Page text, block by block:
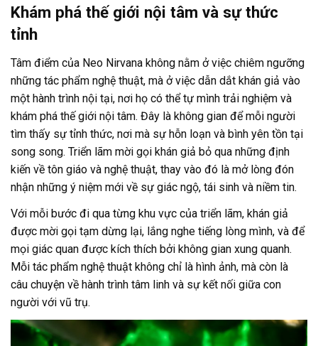
Khám phá thế giới nội tâm và sự thức
tỉnh
Tâm điểm của Neo Nirvana không nằm ở việc chiêm ngưỡng
những tác phẩm nghệ thuật, mà ở việc dẫn dắt khán giả vào
một hành trình nội tại, nơi họ có thể tự mình trải nghiệm và
khám phá thế giới nội tâm. Đây là không gian để mỗi người
tìm thấy sự tỉnh thức, nơi mà sự hỗn loạn và bình yên tồn tại
song song. Triển lãm mời gọi khán giả bỏ qua những định
kiến về tôn giáo và nghệ thuật, thay vào đó là mở lòng đón
nhận những ý niệm mới về sự giác ngộ, tái sinh và niềm tin.
Với mỗi bước đi qua từng khu vực của triển lãm, khán giả
được mời gọi tạm dừng lại, lắng nghe tiếng lòng mình, và để
mọi giác quan được kích thích bởi không gian xung quanh.
Mỗi tác phẩm nghệ thuật không chỉ là hình ảnh, mà còn là
câu chuyện về hành trình tâm linh và sự kết nối giữa con
người với vũ trụ.